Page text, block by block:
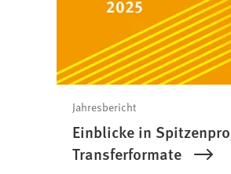
Jahresbericht
Einblicke in
Transferformate